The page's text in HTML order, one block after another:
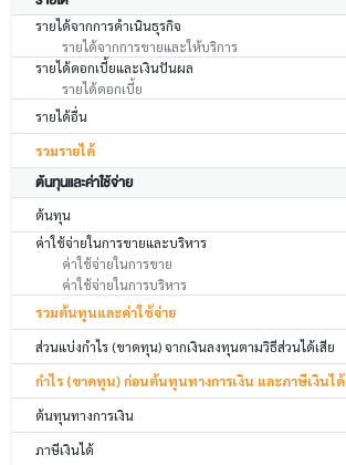
รายได้จากการดำเนินธุรกิจ
รายได้จากการขายและให้บริการ
รายได้ดอกเบี้ยและเงินปันผล
รายได้ดอกเบี้ย
รายได้อื่น
รวมรายได้
ต้นทุนและค่าใช้จ่าย
ต้นทุน
ค่าใช้จ่ายในการขายและบริหาร
ค่าใช้จ่ายในการขาย
ค่าใช้จ่ายในการบริหาร
รวมต้นทุนและค่าใช้จ่าย
ส่วนแบ่งกำไร (ขาดทุน) จากเงินลงทุนตามวิธีส่วนได้เสีย
กำไร (ขาดทุน) ก่อนต้นทุนทางการเงิน และภาษีเงินได้
ต้นทุนทางการเงิน
ภาษีเงินได้